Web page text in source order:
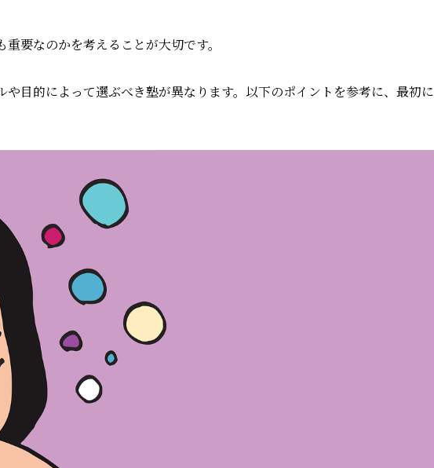
要なのかを考えることが大切です。
目的によって選ぶべき塾が異なります。以下のポイントを参考に、最初に